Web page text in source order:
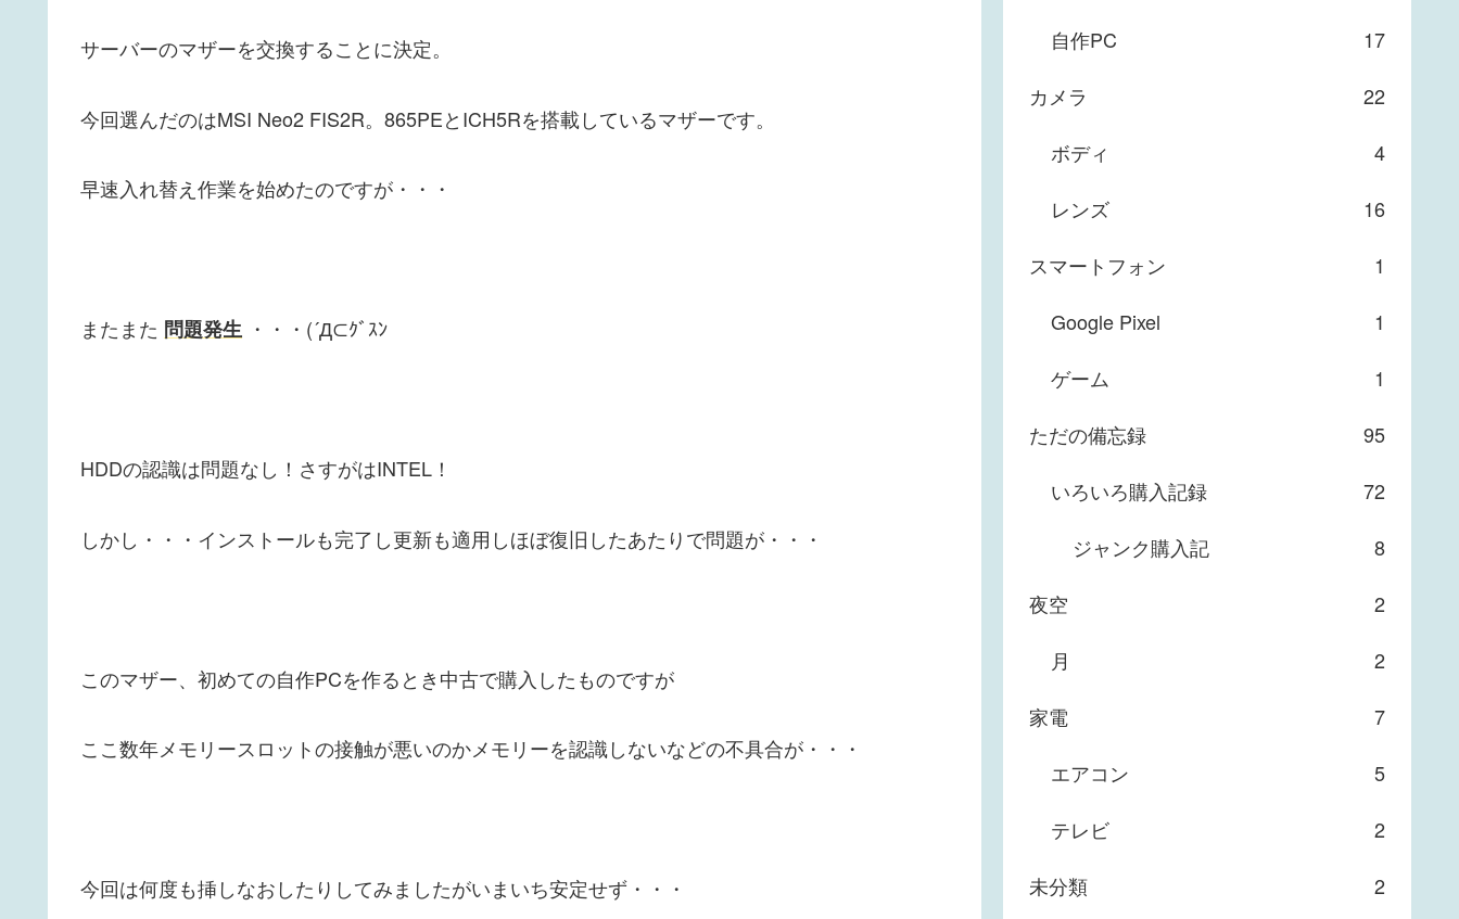
サーバーのマザーを交換することに決定。
今回選んだのはMSI Neo2 FIS2R。865PEとICH5Rを搭載しているマザーです。
早速入れ替え作業を始めたのですが・・・
またまた 問題発生 ・・・(´Д⊂ｸﾞｽﾝ
HDDの認識は問題なし！さすがはINTEL！
しかし・・・インストールも完了し更新も適用しほぼ復旧したあたりで問題が・・・
このマザー、初めての自作PCを作るとき中古で購入したものですが
ここ数年メモリースロットの接触が悪いのかメモリーを認識しないなどの不具合が・・・
今回は何度も挿しなおしたりしてみましたがいまいち安定せず・・・
自作PC
17
カメラ
22
ボディ
4
レンズ
16
スマートフォン
1
Google Pixel
1
ゲーム
1
ただの備忘録
95
いろいろ購入記録
72
ジャンク購入記
8
夜空
2
月
2
家電
7
エアコン
5
テレビ
2
未分類
2